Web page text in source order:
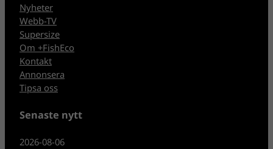
Nyheter
Webb-TV
Supersize
Om +FishEco
Kontakt
Annonsera
Tipsa oss
Senaste nytt
2026-08-06